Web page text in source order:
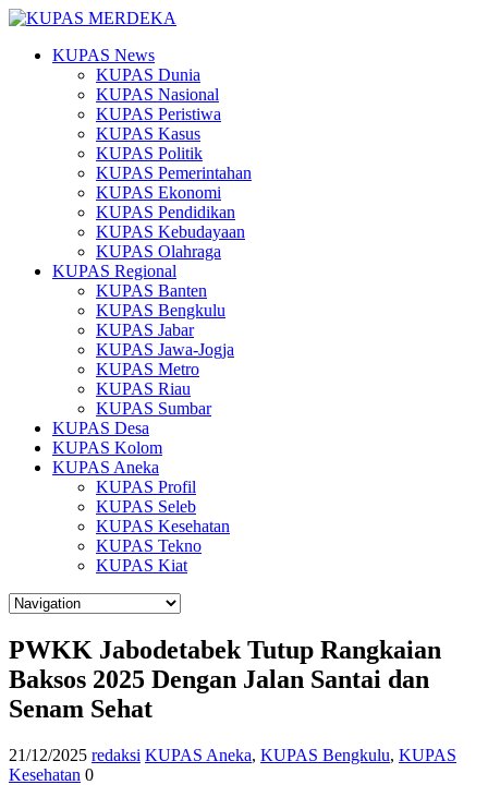
KUPAS News
KUPAS Dunia
KUPAS Nasional
KUPAS Peristiwa
KUPAS Kasus
KUPAS Politik
KUPAS Pemerintahan
KUPAS Ekonomi
KUPAS Pendidikan
KUPAS Kebudayaan
KUPAS Olahraga
KUPAS Regional
KUPAS Banten
KUPAS Bengkulu
KUPAS Jabar
KUPAS Jawa-Jogja
KUPAS Metro
KUPAS Riau
KUPAS Sumbar
KUPAS Desa
KUPAS Kolom
KUPAS Aneka
KUPAS Profil
KUPAS Seleb
KUPAS Kesehatan
KUPAS Tekno
KUPAS Kiat
PWKK Jabodetabek Tutup Rangkaian
Baksos 2025 Dengan Jalan Santai dan
Senam Sehat
21/12/2025 redaksi KUPAS Aneka, KUPAS Bengkulu, KUPAS
Kesehatan 0